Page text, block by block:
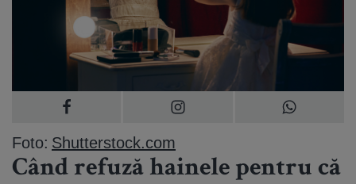
Foto: Shutterstock.com
Când refuză hainele pentru că